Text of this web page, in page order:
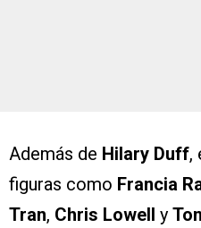
Además de Hilary Duff,
figuras como Francia
Tran, Chris Lowell y